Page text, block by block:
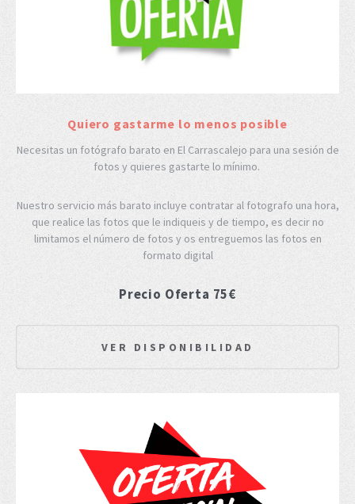
Quiero gastarme lo menos posible
Necesitas un fotógrafo barato en El Carrascalejo para una sesión de
fotos y quieres gastarte lo mínimo.
Nuestro servicio más barato incluye contratar al fotografo una hora,
que realice las fotos que le indiqueis y de tiempo, es decir no
limitamos el número de fotos y os entreguemos las fotos en
formato digital
Precio Oferta 75€
VER DISPONIBILIDAD